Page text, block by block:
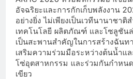
อัจฉริยะและการกักเก็บพลังงาน
อย่างยิ่ง ไม่เพียงเป็นเวทีนานาชาติ
เทคโนโลยี ผลิตภัณฑ์ และโซลูชัน
เป็นสะพานสำคัญในการสร้างฉัน
เสริมความร่วมมือระหว่างต้นน้ำแ
โซ่อุตสาหกรรม และร่วมกันกำหน
เขียว